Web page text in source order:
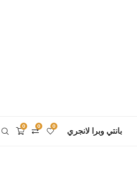
بانتي وبرا لانجري 0 0 0